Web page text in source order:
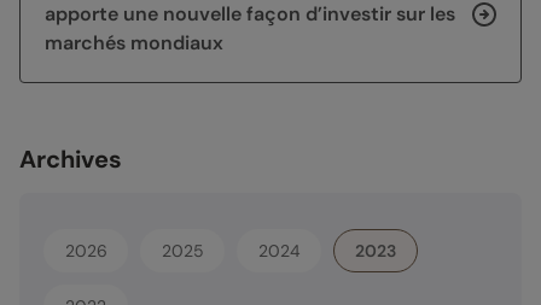
apporte une nouvelle façon d’investir sur les
marchés mondiaux
Archives
2026 2025 2024 2023